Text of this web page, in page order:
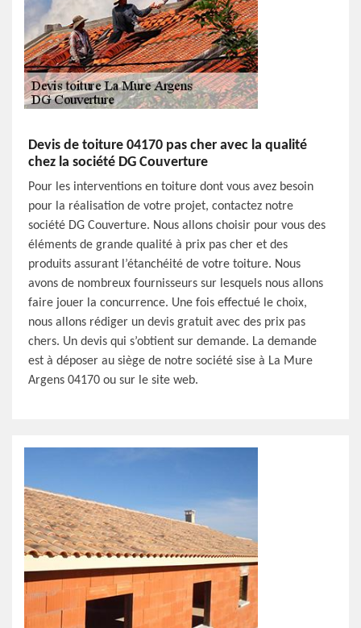
Devis de toiture 04170 pas cher avec la qualité
chez la société DG Couverture
Pour les interventions en toiture dont vous avez besoin
pour la réalisation de votre projet, contactez notre
société DG Couverture. Nous allons choisir pour vous des
éléments de grande qualité à prix pas cher et des
produits assurant l’étanchéité de votre toiture. Nous
avons de nombreux fournisseurs sur lesquels nous allons
faire jouer la concurrence. Une fois effectué le choix,
nous allons rédiger un devis gratuit avec des prix pas
chers. Un devis qui s’obtient sur demande. La demande
est à déposer au siège de notre société sise à La Mure
Argens 04170 ou sur le site web.